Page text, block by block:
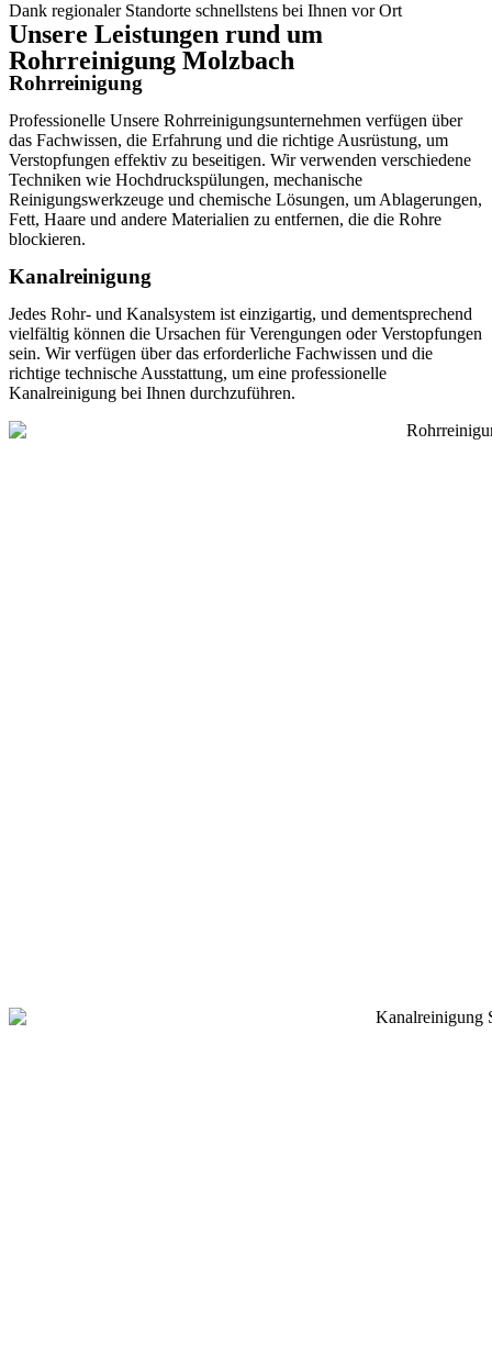
Dank regionaler Standorte schnellstens bei Ihnen vor Ort
Unsere Leistungen rund um
Rohrreinigung Molzbach
Rohrreinigung
Professionelle Unsere Rohrreinigungsunternehmen verfügen über
das Fachwissen, die Erfahrung und die richtige Ausrüstung, um
Verstopfungen effektiv zu beseitigen. Wir verwenden verschiedene
Techniken wie Hochdruckspülungen, mechanische
Reinigungswerkzeuge und chemische Lösungen, um Ablagerungen,
Fett, Haare und andere Materialien zu entfernen, die die Rohre
blockieren.
Kanalreinigung
Jedes Rohr- und Kanalsystem ist einzigartig, und dementsprechend
vielfältig können die Ursachen für Verengungen oder Verstopfungen
sein. Wir verfügen über das erforderliche Fachwissen und die
richtige technische Ausstattung, um eine professionelle
Kanalreinigung bei Ihnen durchzuführen.